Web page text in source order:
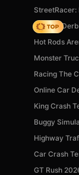
Zombie
Hot Rods
Monster
Racing The
Online Car
King Crash
Buggy
Highway
Car Crash
GT Rush